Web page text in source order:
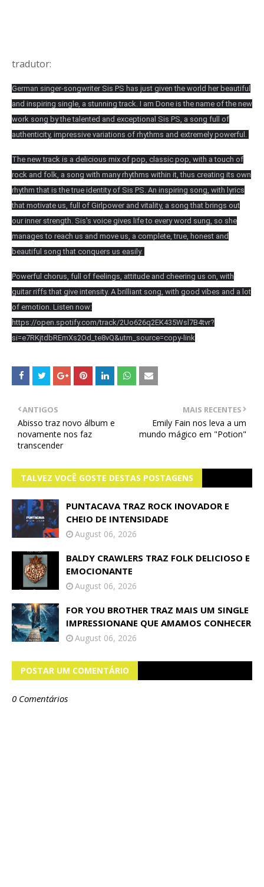
tradutor:
German singer-songwriter Sis PS has just given the world her beautiful
and inspiring single, a stunning track. I am Done is the name of the new
work song by the talented and exceptional Sis PS, a song full of
authenticity, impressive variations of rhythms and extremely powerful.
The new track is a delicious mix of pop, classic pop, with a touch of
rock and folk, a song with many rhythms within it, thus creating its own
rhythm that is the true identity of Sis PS. An inspiring song, with lyrics
that motivate us, full of Girlpower and vitality, a song that brings out
our inner strength. Sis's voice gives life to every word sung, so she
manages to reach us and move us, a complete, true, honest and
beautiful song that conquers us easily.
Powerful chorus, full of feelings, attitude and cheering us on, with
guitar riffs that give intensity. A brilliant song, with good vibes and a lot
of emotion. Listen now:
https://open.spotify.com/track/2Uo626q2EK435Wsl7B4tvr?
si=e7RKjtdbREmXs2Od_te8vQ&utm_source=copy-link
MAIS RECENTES
Emily Fain nos leva a um
mundo mágico em "Potion"
ANTIGOS
Abisso traz novo álbum e
novamente nos faz
transcender
TALVEZ VOCÊ GOSTE DESTAS POSTAGENS
PUNTACAVA TRAZ ROCK INOVADOR E
CHEIO DE INTENSIDADE
August 06, 2026
BALDY CRAWLERS TRAZ FOLK DELICIOSO E
EMOCIONANTE
August 06, 2026
FOR YOU BROTHER TRAZ MAIS UM SINGLE
IMPRESSIONANE QUE AMAMOS CONHECER
August 06, 2026
POSTAR UM COMENTÁRIO
0 Comentários